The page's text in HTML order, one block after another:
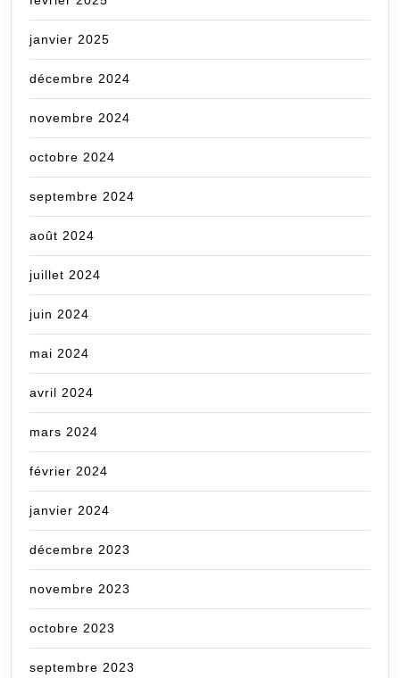
janvier 2025
décembre 2024
novembre 2024
octobre 2024
septembre 2024
août 2024
juillet 2024
juin 2024
mai 2024
avril 2024
mars 2024
février 2024
janvier 2024
décembre 2023
novembre 2023
octobre 2023
septembre 2023